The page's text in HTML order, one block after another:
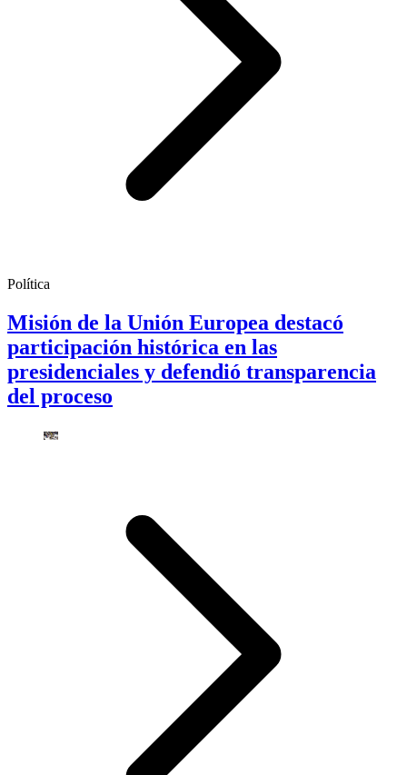
Política
Misión de la Unión Europea destacó
participación histórica en las
presidenciales y defendió transparencia
del proceso